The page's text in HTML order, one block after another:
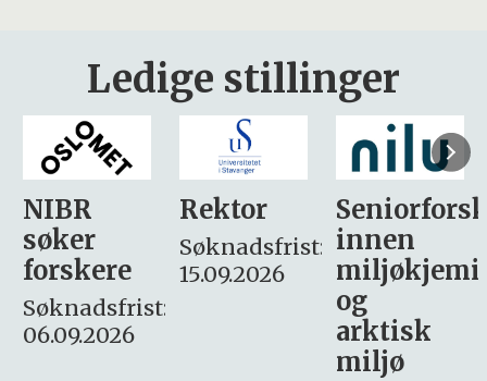
Ledige stillinger
Rektor
Søknadsfrist:
15.09.2026
Seniorforsker
innen
miljøkjemi
søker
– fast
Søknadsfrist:
16. august.